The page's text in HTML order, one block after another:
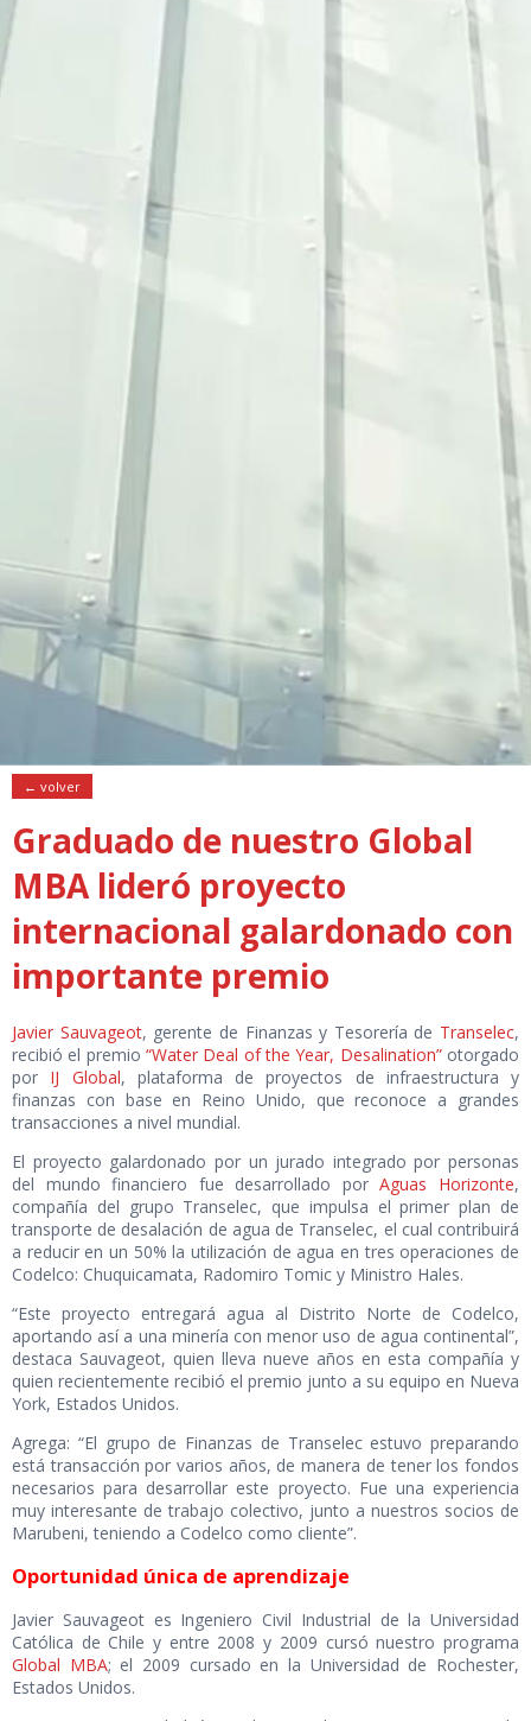
← volver
Graduado de nuestro Global
MBA lideró proyecto
internacional galardonado con
importante premio
Javier Sauvageot, gerente de Finanzas y Tesorería de Transelec,
recibió el premio “Water Deal of the Year, Desalination”otorgado
por IJ Global, plataforma de proyectos de infraestructura y
finanzas con base en Reino Unido, que reconoce a grandes
transacciones a nivel mundial.
El proyecto galardonado por un jurado integrado por personas
del mundo financiero fue desarrollado porAguas Horizonte,
compañía del grupo Transelec, que impulsa el primer plan de
transporte de desalación de agua de Transelec, el cual contribuirá
a reducir en un 50% la utilización de agua en tres operaciones de
Codelco: Chuquicamata, Radomiro Tomic y Ministro Hales.
“Este proyecto entregará agua al Distrito Norte de Codelco,
aportando así a una minería con menor uso de agua continental”,
destaca Sauvageot, quien lleva nueve años en esta compañía y
quien recientemente recibió el premio junto a su equipo en Nueva
York, Estados Unidos.
Agrega: “El grupo de Finanzas de Transelec estuvo preparando
está transacción por varios años, de manera de tener los fondos
necesarios para desarrollar este proyecto. Fue una experiencia
muy interesante de trabajo colectivo, junto a nuestros socios de
Marubeni, teniendo a Codelco como cliente”.
Oportunidad única de aprendizaje
Javier Sauvageot es Ingeniero Civil Industrial de la Universidad
Católica de Chile y entre 2008 y 2009 cursó nuestro programa
Global MBA; el 2009 cursado en la Universidad de Rochester,
Estados Unidos.